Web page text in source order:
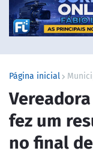
Página inicial
fez um
no final